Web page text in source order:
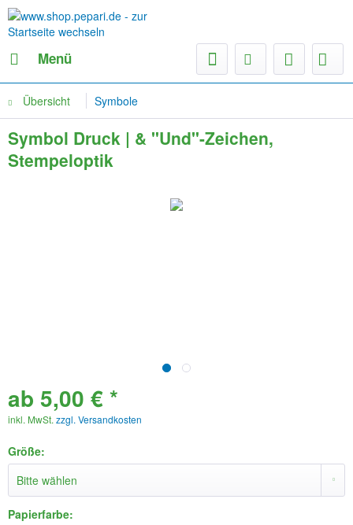
Menü
Übersicht Symbole
Symbol Druck | & "Und"-Zeichen,
Stempeloptik
ab 5,00 € *
inkl. MwSt. zzgl. Versandkosten
Größe:
Papierfarbe: